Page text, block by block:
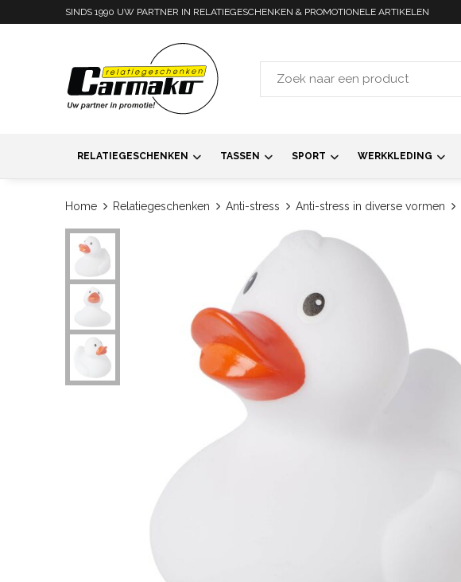
SINDS 1990 UW PARTNER IN RELATIEGESCHENKEN & PROMOTIONELE ARTIKELEN
RELATIEGESCHENKEN TASSEN SPORT WERKKLEDING
Home Relatiegeschenken Anti-stress Anti-stress in diverse vormen